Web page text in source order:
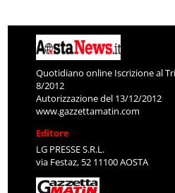
Quotidiano online Iscrizione al
8/2012
Autorizzazione del 13/12/2012
www.gazzettamatin.com
Editore
LG PRESSE S.R.L.
via Festaz, 52 11100 AOSTA